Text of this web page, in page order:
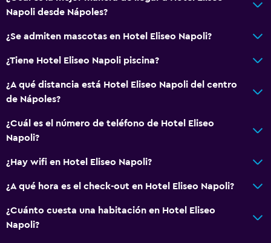
General
Habitaciones familiares
Teléfono
Limpieza diaria
Botiquín de primeros auxilios
Lavandería
Napoli desde Nápoles?
¿Se admiten mascotas en Hotel Eliseo Napoli?
¿Tiene Hotel Eliseo Napoli piscina?
¿A qué distancia está Hotel Eliseo Napoli del centro
de Nápoles?
¿Cuál es el número de teléfono de Hotel Eliseo
Napoli?
¿Hay wifi en Hotel Eliseo Napoli?
¿A qué hora es el check-out en Hotel Eliseo Napoli?
¿Cuánto cuesta una habitación en Hotel Eliseo
Napoli?